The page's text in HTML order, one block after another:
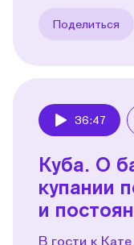
Поделиться
36:47
Куба. О
купании
и
В гости к